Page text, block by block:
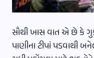
સૌથી ખાસ વાત એ છે કે
પાણીના ટીપાં પડવાથી